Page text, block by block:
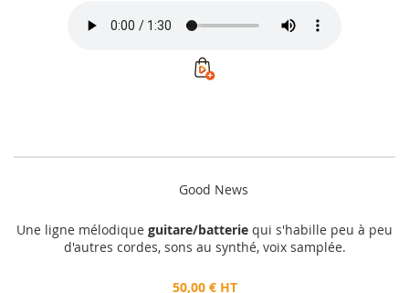
Good News
Une ligne mélodique guitare/batterie qui s'habille peu à peu
d'autres cordes, sons au synthé, voix samplée.
50,00 € HT